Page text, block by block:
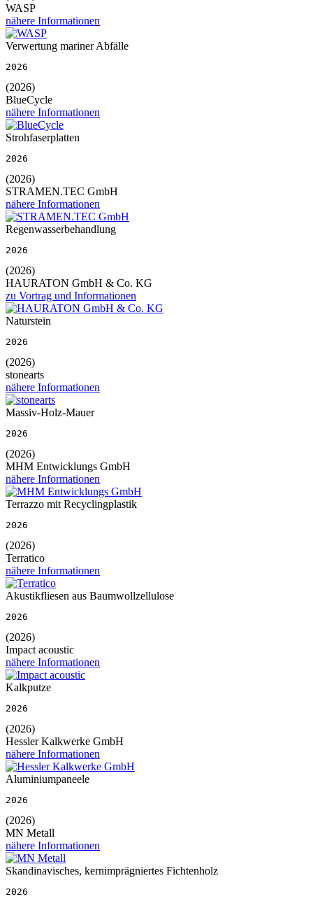
WASP
nähere Informationen
Verwertung mariner Abfälle
2026
(2026)
BlueCycle
nähere Informationen
Strohfaserplatten
2026
(2026)
STRAMEN.TEC GmbH
nähere Informationen
Regenwasserbehandlung
2026
(2026)
HAURATON GmbH & Co. KG
zu Vortrag und Informationen
Naturstein
2026
(2026)
stonearts
nähere Informationen
Massiv-Holz-Mauer
2026
(2026)
MHM Entwicklungs GmbH
nähere Informationen
Terrazzo mit Recyclingplastik
2026
(2026)
Terratico
nähere Informationen
Akustikfliesen aus Baumwollzellulose
2026
(2026)
Impact acoustic
nähere Informationen
Kalkputze
2026
(2026)
Hessler Kalkwerke GmbH
nähere Informationen
Aluminiumpaneele
2026
(2026)
MN Metall
nähere Informationen
Skandinavisches, kernimprägniertes Fichtenholz
2026